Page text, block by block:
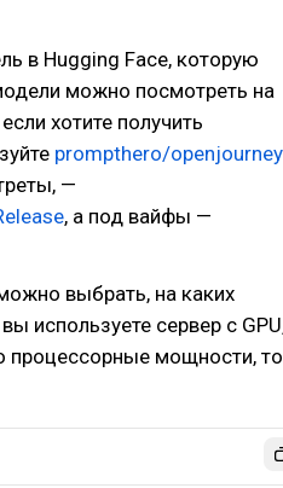
в Hugging Face, которую
можно посмотреть на
хотите получить
prompthero/openjourney
—
, а под вайфы —
выбрать, на каких
используете сервер с
процессорные мощности, то